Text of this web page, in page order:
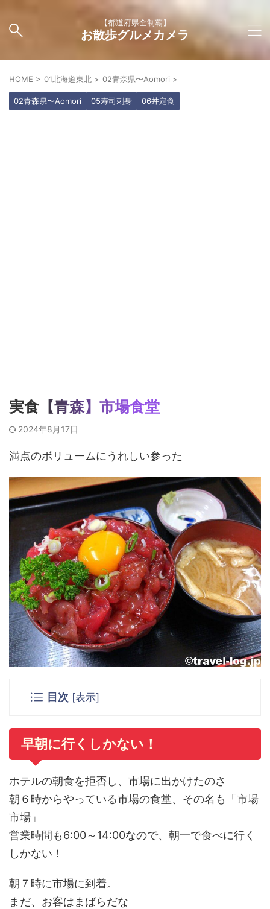
【都道府県全制覇】
お散歩グルメカメラ
HOME > 01北海道東北 > 02青森県〜Aomori >
02青森県〜Aomori 05寿司刺身 06丼定食
実食【青森】市場食堂
2024年8月17日
満点のボリュームにうれしい参った
目次 [表示]
早朝に行くしかない！
ホテルの朝食を拒否し、市場に出かけたのさ
朝６時からやっている市場の食堂、その名も「市場
市場」
営業時間も6:00～14:00なので、朝一で食べに行く
しかない！
朝７時に市場に到着。
まだ、お客はまばらだな